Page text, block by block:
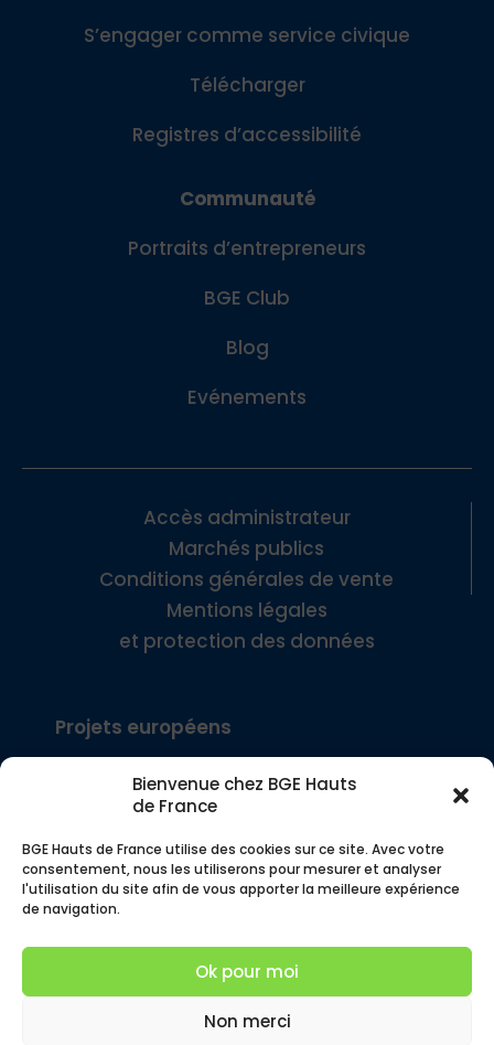
Bienvenue chez BGE Hauts
de France
BGE Hauts de France utilise des cookies sur ce site. Avec votre
consentement, nous les utiliserons pour mesurer et analyser
l'utilisation du site afin de vous apporter la meilleure expérience
de navigation.
Ok pour moi
Non merci
S’engager comme service civique
Télécharger
Registres d’accessibilité
Communauté
Portraits d’entrepreneurs
BGE Club
Blog
Evénements
Accès administrateur
Marchés publics
Conditions générales de vente
Mentions légales
et protection des données
Projets européens
Interreg Europe – SEE
Interreg FWV – COMMERCE!
© BGE Hauts de France – Siège social, 4 rue
des Buisses 59000 Lille – Tous droits réservés
– Service communication 2026